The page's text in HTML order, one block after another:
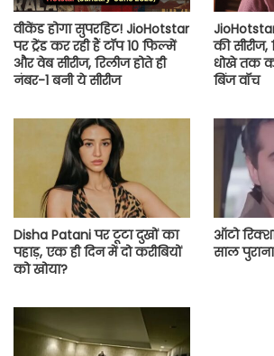
वीकेंड होगा सुपरहिट! JioHotstar
पर ट्रेंड कर रही हैं टॉप 10 फिल्में
और वेब सीरीज, रिलीज होते ही
नंबर-1 बनी ये सीरीज
की सीरीज,
धोखे तक
बिंज वॉच
Disha Patani पर टूटा दुखों का
पहाड़, एक ही दिन में दो करीबियों
को खोया?
ऑटो
साल